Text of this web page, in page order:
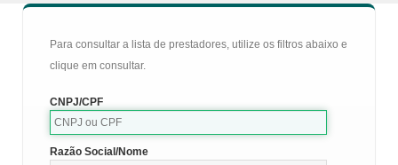
Para consultar a lista de prestadores, utilize os filtros abaixo e
clique em consultar.
CNPJ/CPF
Razão Social/Nome